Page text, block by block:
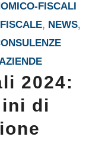
FISCALI
, NEWS,
2024:
di